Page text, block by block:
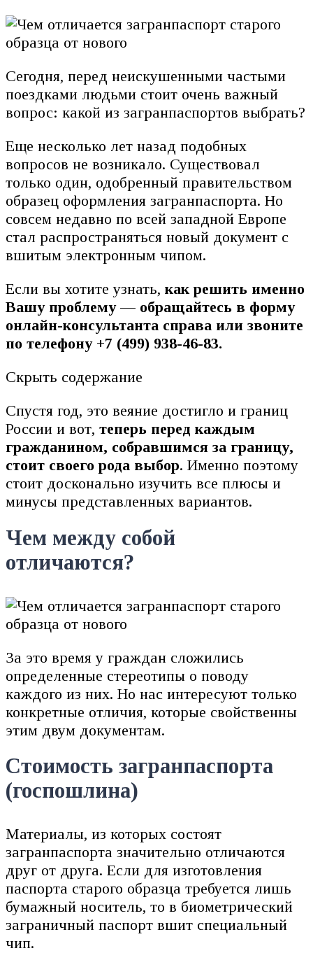
Сегодня, перед неискушенными частыми
поездками людьми стоит очень важный
вопрос: какой из загранпаспортов выбрать?
Еще несколько лет назад подобных
вопросов не возникало. Существовал
только один, одобренный правительством
образец оформления загранпаспорта. Но
совсем недавно по всей западной Европе
стал распространяться новый документ с
вшитым электронным чипом.
Если вы хотите узнать, как решить именно
Вашу проблему — обращайтесь в форму
онлайн-консультанта справа или звоните
по телефону +7 (499) 938-46-83.
Скрыть содержание
Спустя год, это веяние достигло и границ
России и вот, теперь перед каждым
гражданином, собравшимся за границу,
стоит своего рода выбор. Именно поэтому
стоит досконально изучить все плюсы и
минусы представленных вариантов.
Чем между собой
отличаются?
За это время у граждан сложились
определенные стереотипы о поводу
каждого из них. Но нас интересуют только
конкретные отличия, которые свойственны
этим двум документам.
Стоимость загранпаспорта
(госпошлина)
Материалы, из которых состоят
загранпаспорта значительно отличаются
друг от друга. Если для изготовления
паспорта старого образца требуется лишь
бумажный носитель, то в биометрический
заграничный паспорт вшит специальный
чип.